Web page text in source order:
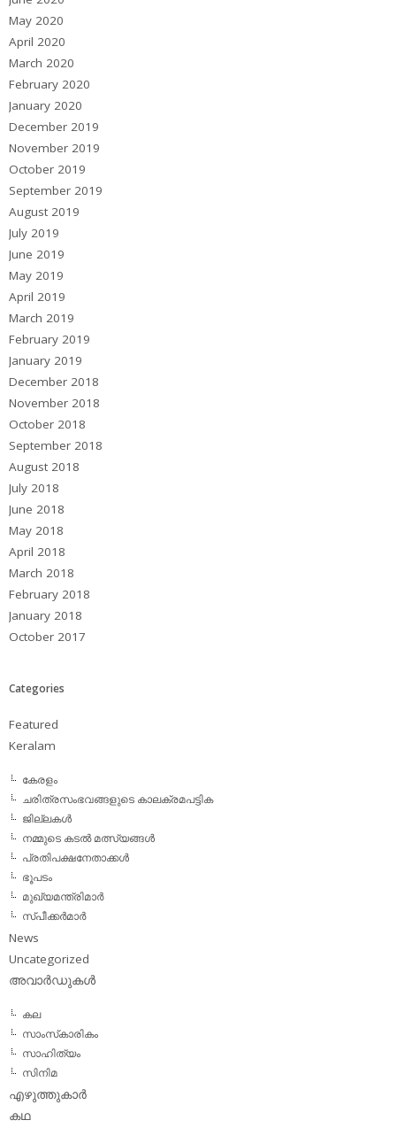
May 2020
April 2020
March 2020
February 2020
January 2020
December 2019
November 2019
October 2019
September 2019
August 2019
July 2019
June 2019
May 2019
April 2019
March 2019
February 2019
January 2019
December 2018
November 2018
October 2018
September 2018
August 2018
July 2018
June 2018
May 2018
April 2018
March 2018
February 2018
January 2018
October 2017
Categories
Featured
Keralam
കേരളം
ചരിത്രസംഭവങ്ങളുടെ കാലക്രമപട്ടിക
ജില്ലകള്‍
നമ്മുടെ കടല്‍ മത്സ്യങ്ങള്‍
പ്രതിപക്ഷനേതാക്കള്‍
ഭൂപടം
മുഖ്യമന്ത്രിമാര്‍
സ്പീക്കര്‍മാര്‍
News
Uncategorized
അവാര്‍ഡുകള്‍
കല
സാംസ്‌കാരികം
സാഹിത്യം
സിനിമ
എഴുത്തുകാര്‍
കഥ